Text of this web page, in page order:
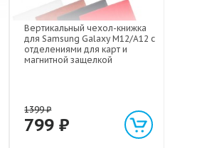
Вертикальный чехол-книжка
для Samsung Galaxy M12/A12 с
отделениями для карт и
магнитной защелкой
1399₽
799₽